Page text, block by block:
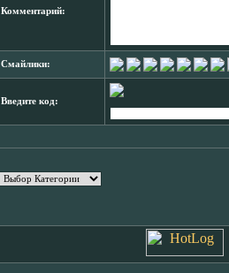
Комментарий:
Смайлики:
Введите код: